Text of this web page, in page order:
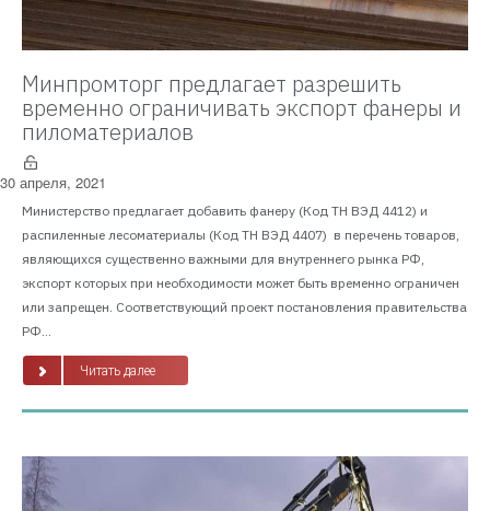
Минпромторг предлагает разрешить
временно ограничивать экспорт фанеры и
пиломатериалов
30 апреля, 2021
Министерство предлагает добавить фанеру (Код ТН ВЭД 4412) и
распиленные лесоматериалы (Код ТН ВЭД 4407) в перечень товаров,
являющихся существенно важными для внутреннего рынка РФ,
экспорт которых при необходимости может быть временно ограничен
или запрещен. Соответствующий проект постановления правительства
РФ...
Читать далее